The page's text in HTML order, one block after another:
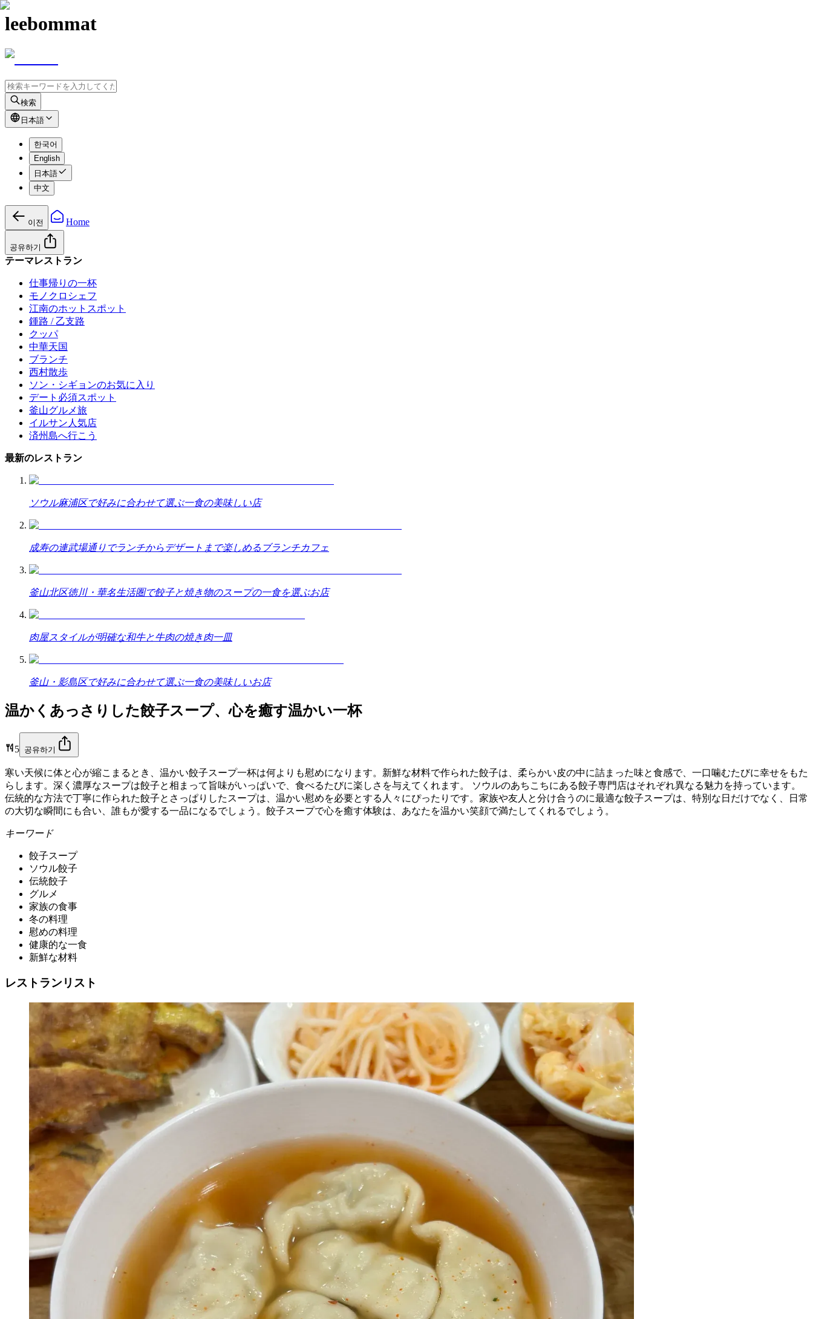
leebommat
検索
日本語
한국어
English
日本語
中文
이전 Home
공유하기
テーマレストラン
仕事帰りの一杯
モノクロシェフ
江南のホットスポット
鍾路 / 乙支路
クッパ
中華天国
ブランチ
西村散歩
ソン・シギョンのお気に入り
デート必須スポット
釜山グルメ旅
イルサン人気店
済州島へ行こう
最新のレストラン
ソウル麻浦区で好みに合わせて選ぶ一食の美味しい店
成寿の連武場通りでランチからデザートまで楽しめるブランチカフェ
釜山北区徳川・華名生活圏で餃子と焼き物のスープの一食を選ぶお店
肉屋スタイルが明確な和牛と牛肉の焼き肉一皿
釜山・影島区で好みに合わせて選ぶ一食の美味しいお店
温かくあっさりした餃子スープ、心を癒す温かい一杯
5 공유하기
寒い天候に体と心が縮こまるとき、温かい餃子スープ一杯は何よりも慰めになります。新鮮な材料で作られた餃子は、柔らかい皮の中に詰まった味と食感で、一口噛むたびに幸せをもた
らします。深く濃厚なスープは餃子と相まって旨味がいっぱいで、食べるたびに楽しさを与えてくれます。 ソウルのあちこちにある餃子専門店はそれぞれ異なる魅力を持っています。
伝統的な方法で丁寧に作られた餃子とさっぱりしたスープは、温かい慰めを必要とする人々にぴったりです。家族や友人と分け合うのに最適な餃子スープは、特別な日だけでなく、日常
の大切な瞬間にも合い、誰もが愛する一品になるでしょう。餃子スープで心を癒す体験は、あなたを温かい笑顔で満たしてくれるでしょう。
キーワード
餃子スープ
ソウル餃子
伝統餃子
グルメ
家族の食事
冬の料理
慰めの料理
健康的な一食
新鮮な材料
レストランリスト